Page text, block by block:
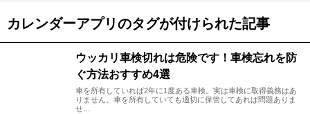
カレンダーアプリのタグが付けられた記事
ウッカリ車検切れは危険です！車検忘れを防
ぐ方法おすすめ4選
車を所有していれば2年に1度ある車検。実は車検に取得義務はあ
りません。車を所有していても適切に保管してあれば問題ありま
せ…